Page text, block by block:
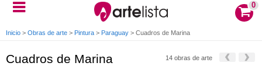
0
Inicio > Obras de arte > Pintura > Paraguay > Cuadros de Marina
Cuadros de Marina 14 obras de arte